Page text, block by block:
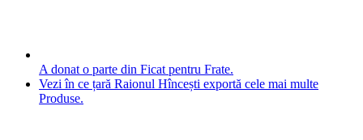
A donat o parte din Ficat pentru Frate.
Vezi în ce țară Raionul Hîncești exportă cele mai multe
Produse.